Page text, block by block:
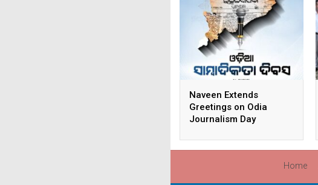
Naveen Extends
Greetings on Odia
Journalism Day
Home